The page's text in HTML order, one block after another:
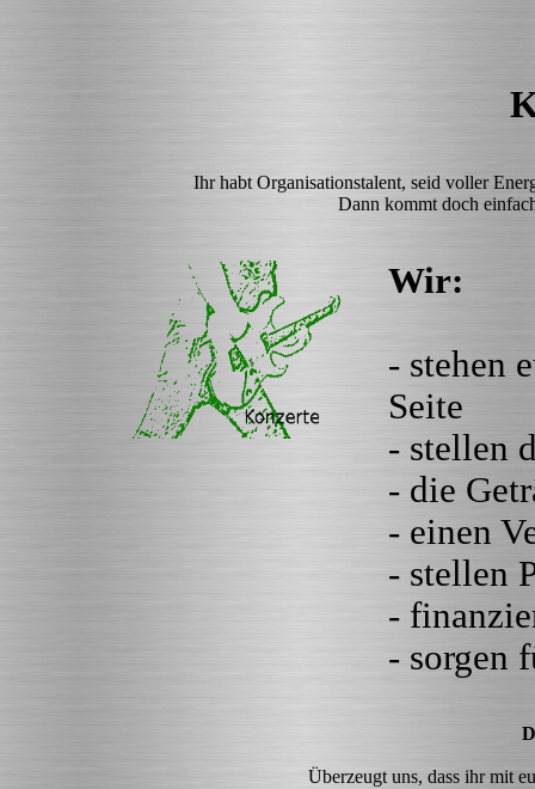
Ihr habt Organisationstalent, seid voller
Dann kommt doch
Wir:
- stehen
Seite
- stellen
- die
- einen
- stellen
-
- sorgen
Überzeugt uns, dass ihr mit